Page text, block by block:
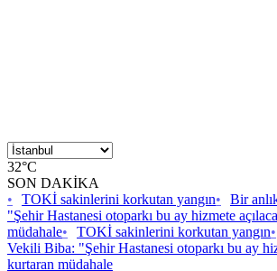
32°C
SON DAKİKA
•
TOKİ sakinlerini korkutan yangın• Bir
"Şehir Hastanesi otoparkı bu ay hizmete
müdahale• TOKİ sakinlerini korkutan yangın•
Vekili Biba: "Şehir Hastanesi otoparkı bu ay
kurtaran müdahale